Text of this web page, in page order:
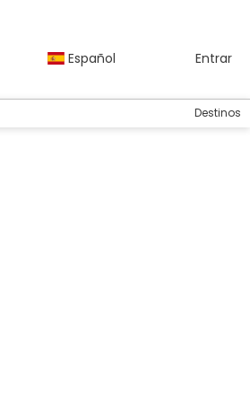
Español Entrar
Destinos